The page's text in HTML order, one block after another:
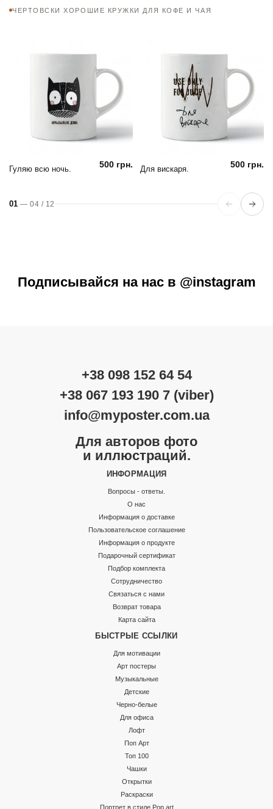
ЧЕРТОВСКИ ХОРОШИЕ КРУЖКИ ДЛЯ КОФЕ И ЧАЯ
Гуляю всю ночь. 500 грн. Для вискаря. 500 грн.
01 —04 / 12
Подписывайся на нас в @instagram
+38 098 152 64 54
+38 067 193 190 7 (viber)
info@myposter.com.ua
Для авторов фото
и иллюстраций.
ИНФОРМАЦИЯ
Вопросы - ответы.
О нас
Информация о доставке
Пользовательское соглашение
Информация о продукте
Подарочный сертификат
Подбор комплекта
Сотрудничество
Связаться с нами
Возврат товара
Карта сайта
БЫСТРЫЕ ССЫЛКИ
Для мотивации
Арт постеры
Музыкальные
Детские
Черно-белые
Для офиса
Лофт
Поп Арт
Топ 100
Чашки
Открытки
Раскраски
Портрет в стиле Pop art